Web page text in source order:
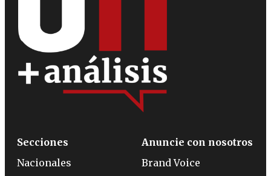
Secciones
Nacionales
Anuncie con nosotros
Brand Voice